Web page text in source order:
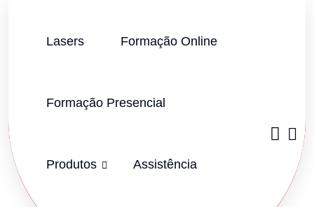
Lasers Formação Online
Formação Presencial
Produtos Assistência